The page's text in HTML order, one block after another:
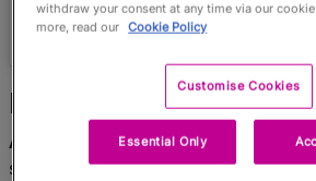
Een bericht gedeeld door Rugby World
Hooker
Amy Cokayne (68 pts)tuvo su
superando los 67 puntos que había
withdraw your consent at any time via our
more, read our Cookie Policy
Customise Cookies
Essential Only